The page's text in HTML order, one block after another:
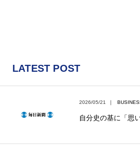
LATEST POST
2026/05/21 ｜
自分史の基に「思